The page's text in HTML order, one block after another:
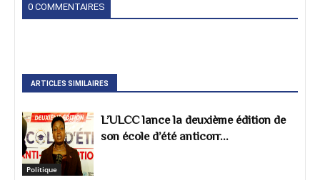
0 COMMENTAIRES
ARTICLES SIMILAIRES
Politique
L’ULCC lance la deuxième édition de
son école d’été anticorr...